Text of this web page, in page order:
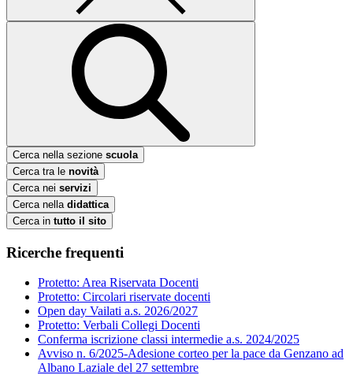
Cerca nella sezione scuola
Cerca tra le novità
Cerca nei servizi
Cerca nella didattica
Cerca in tutto il sito
Ricerche frequenti
Protetto: Area Riservata Docenti
Protetto: Circolari riservate docenti
Open day Vailati a.s. 2026/2027
Protetto: Verbali Collegi Docenti
Conferma iscrizione classi intermedie a.s. 2024/2025
Avviso n. 6/2025-Adesione corteo per la pace da Genzano ad
Albano Laziale del 27 settembre